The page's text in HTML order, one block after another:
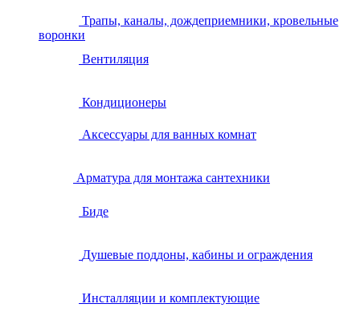
Трапы, каналы, дождеприемники, кровельные
воронки
Вентиляция
Кондиционеры
Аксессуары для ванных комнат
Арматура для монтажа сантехники
Биде
Душевые поддоны, кабины и ограждения
Инсталляции и комплектующие